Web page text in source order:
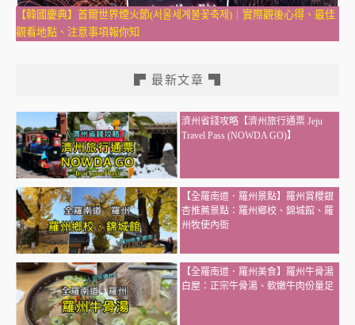
【韓國慶典】首爾世界煙火節(서울세계불꽃축제)｜實際觀後心得、最佳
觀看地點、注意事項報你知
▛ 最新文章 ▜
濟州省錢攻略【濟州旅行通票 Jeju
Travel Pass (NOWDA GO)】
【全羅南道．羅州景點】羅州賞櫻銀
杏推薦景點：羅州鄉校、錦城館、羅
州牧使內衙
【全羅南道．羅州美食】羅州牛骨湯
白屋：正宗牛骨湯、軟嫩牛肉份量足